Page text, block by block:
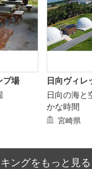
プ場
日向ヴィレ
日向の海と
かな時間
宮崎県
ングをもっと見る